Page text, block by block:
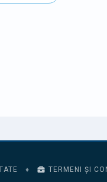
♦ TERMENI ȘI